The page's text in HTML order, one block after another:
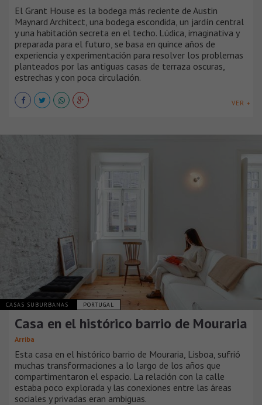
El Grant House es la bodega más reciente de Austin
Maynard Architect, una bodega escondida, un jardín central
y una habitación secreta en el techo. Lúdica, imaginativa y
preparada para el futuro, se basa en quince años de
experiencia y experimentación para resolver los problemas
planteados por las antiguas casas de terraza oscuras,
estrechas y con poca circulación.
VER +
CASAS SUBURBANAS PORTUGAL
Casa en el histórico barrio de Mouraria
Arriba
Esta casa en el histórico barrio de Mouraria, Lisboa, sufrió
muchas transformaciones a lo largo de los años que
compartimentaron el espacio. La relación con la calle
estaba poco explorada y las conexiones entre las áreas
sociales y privadas eran ambiguas.